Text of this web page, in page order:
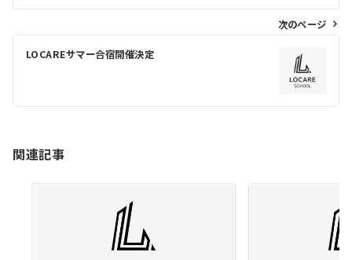
ビ
ゲ
ー
ョ
次のページ
LOCAREサマー合宿開催決定
関連記事